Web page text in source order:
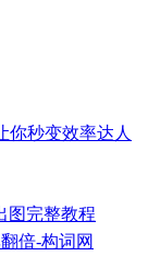
你秒变效率达人
图完整教程